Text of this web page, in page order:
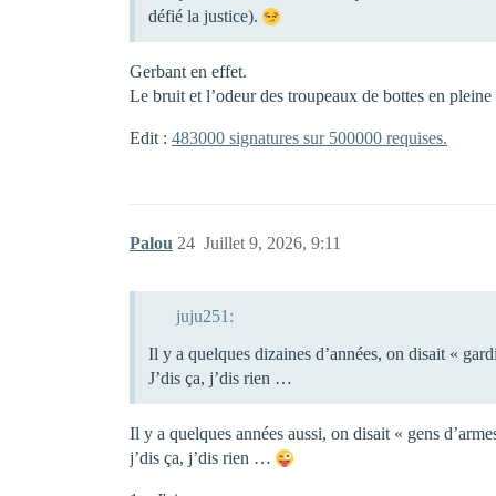
défié la justice).
Gerbant en effet.
Le bruit et l’odeur des troupeaux de bottes en pleine
Edit : 483000 signatures sur 500000 requises.
Palou Juillet 9, 2026, 9:11
24
juju251:
Il y a quelques dizaines d’années, on disait «
J’dis ça, j’dis rien …
Il y a quelques années aussi, on disait « gens
j’dis ça, j’dis rien …